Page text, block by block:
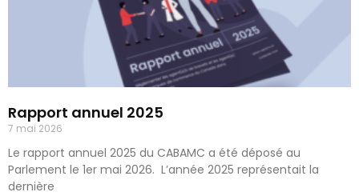
Rapport annuel 2025
7 mai 2026
Le rapport annuel 2025 du CABAMC a été déposé au
Parlement le 1er mai 2026. L’année 2025 représentait la
dernière